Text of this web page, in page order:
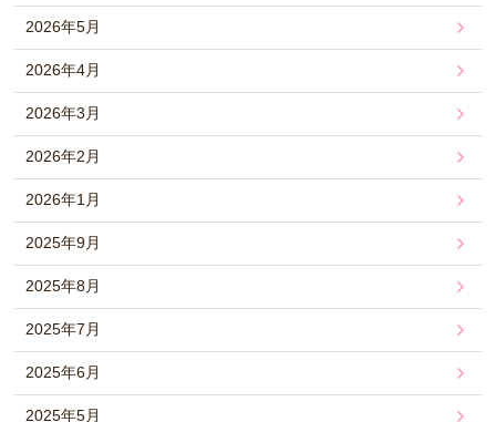
2026年5月
2026年4月
2026年3月
2026年2月
2026年1月
2025年9月
2025年8月
2025年7月
2025年6月
2025年5月